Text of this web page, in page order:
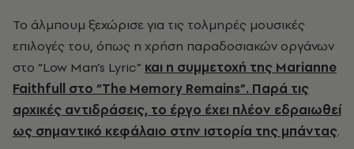
Το άλμπουμ ξεχώρισε για τις τολμηρές μουσικές
επιλογές του, όπως η χρήση παραδοσιακών οργάνων
στο “Low Man’s Lyric” και η συμμετοχή της Marianne
Faithfull στο “The Memory Remains”. Παρά τις
αρχικές αντιδράσεις, το έργο έχει πλέον εδραιωθεί
ως σημαντικό κεφάλαιο στην ιστορία της μπάντας.